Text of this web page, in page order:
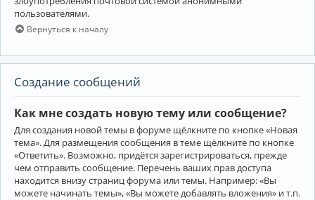
пользователями.
Вернуться к началу
Создание сообщений
Как мне создать новую тему или сообщение?
Для создания новой темы в форуме щёлкните по кнопке «Новая
тема». Для размещения сообщения в теме щёлкните по кнопке
«Ответить». Возможно, придётся зарегистрироваться, прежде
чем отправить сообщение. Перечень ваших прав доступа
находится внизу страниц форума или темы. Например: «Вы
можете начинать темы», «Вы можете добавлять вложения» и т.п.